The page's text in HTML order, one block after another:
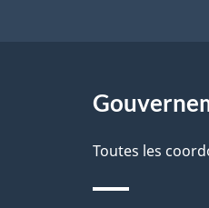
e
Toutes les